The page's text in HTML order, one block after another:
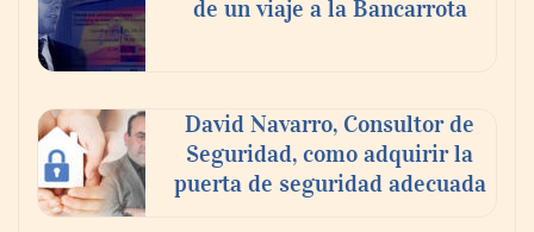
Poda de árboles en altura: técnicas,
criterios y seguridad para un
mantenimiento eficiente
de un viaje a la Bancarrota
David Navarro, Consultor de
Seguridad, como adquirir la
puerta de seguridad adecuada